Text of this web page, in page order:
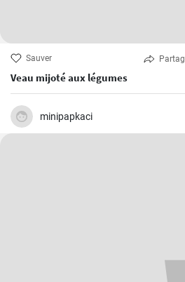
Sauver
Veau mijoté aux légumes
minipapkaci